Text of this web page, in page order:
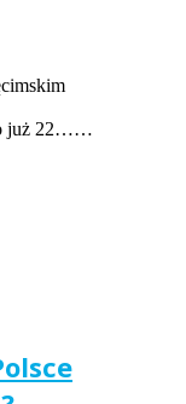
już 22……